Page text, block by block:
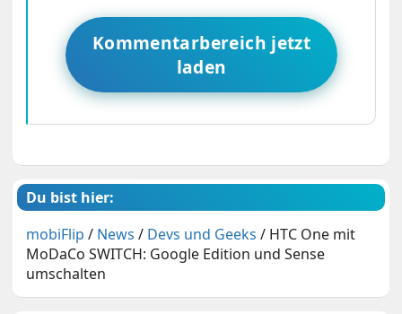
Kommentarbereich jetzt
laden
Du bist hier:
mobiFlip / News / Devs und Geeks / HTC One mit
MoDaCo SWITCH: Google Edition und Sense
umschalten